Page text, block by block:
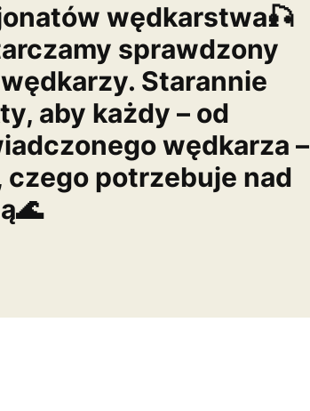
wędkarstwa🎣
sprawdzony
Starannie
aby każdy – od
wędkarza –
czego potrzebuje nad